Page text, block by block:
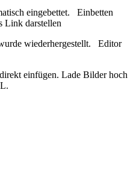
eingebettet. Einbetten
Link darstellen
wiederhergestellt. Editor
einfügen. Lade Bilder hoch